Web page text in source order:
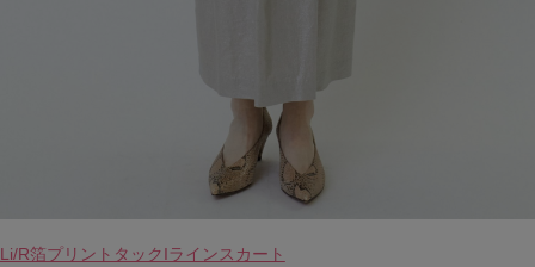
Li/R箔プリントタックIラインスカート